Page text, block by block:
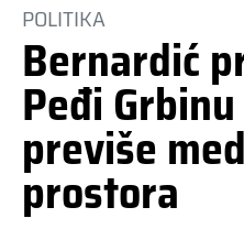
POLITIKA
Bernardić
Peđi
previše
prostora